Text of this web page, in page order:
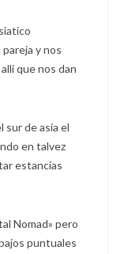
y nos
que nos dan
sur de asia el
en talvez
estancias
Nomad» pero
puntuales